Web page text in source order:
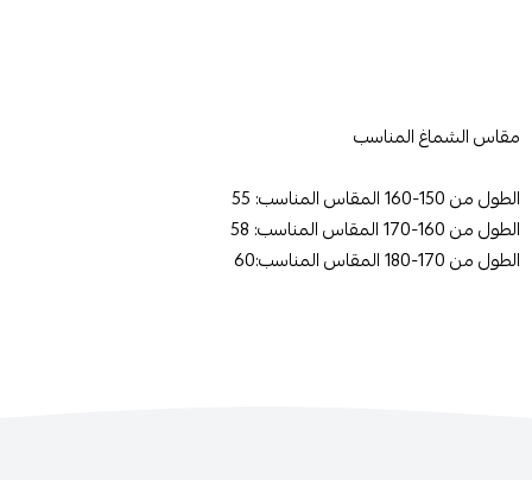
مقاس الشماغ المناسب
الطول من 150-160 المقاس المناسب: 55
الطول من 160-170 المقاس المناسب: 58
الطول من 170-180 المقاس المناسب:60